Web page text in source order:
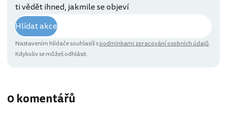
ti vědět ihned, jakmile se objeví
Hlídat akce
Nastavením hlídače souhlasíš spodmínkami zpracování osobních údajů.
Kdykoliv se můžeš odhlásit.
0 komentářů